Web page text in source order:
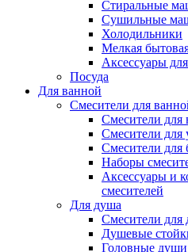
Стиральные
Сушильные
Холодильники
Мелкая
Аксессуары
Посуда
Для ванной
Смесители для
Смесители для
Смесители для
Смесители для
Наборы
Аксессуары и
смесителей
Для душа
Смесители для
Душевые
Головные души